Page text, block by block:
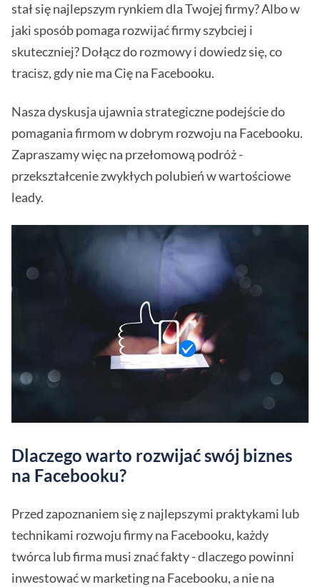
stał się najlepszym rynkiem dla Twojej firmy? Albo w
jaki sposób pomaga rozwijać firmy szybciej i
skuteczniej? Dołącz do rozmowy i dowiedz się, co
tracisz, gdy nie ma Cię na Facebooku.
Nasza dyskusja ujawnia strategiczne podejście do
pomagania firmom w dobrym rozwoju na Facebooku.
Zapraszamy więc na przełomową podróż -
przekształcenie zwykłych polubień w wartościowe
leady.
Dlaczego warto rozwijać swój biznes
na Facebooku?
Przed zapoznaniem się z najlepszymi praktykami lub
technikami rozwoju firmy na Facebooku, każdy
twórca lub firma musi znać fakty - dlaczego powinni
inwestować w marketing na Facebooku, a nie na